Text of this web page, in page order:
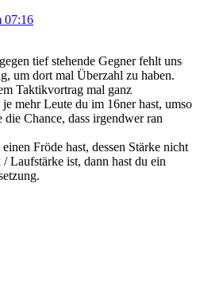
07:16
tief stehende Gegner fehlt uns
um dort mal Überzahl zu haben.
Taktikvortrag mal ganz
mehr Leute du im 16ner hast, umso
Chance, dass irgendwer ran
Fröde hast, dessen Stärke nicht
Laufstärke ist, dann hast du ein